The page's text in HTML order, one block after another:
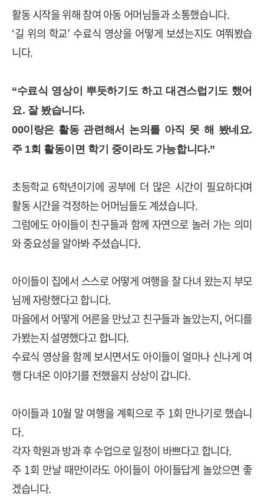
활동 시작을 위해 참여 아동 어머님들과 소통했습니다.
‘길 위의 학교’ 수료식 영상을 어떻게 보셨는지도 여쭤봤습
니다.
“수료식 영상이 뿌듯하기도 하고 대견스럽기도 했어
요. 잘 봤습니다.
00이랑은 활동 관련해서 논의를 아직 못 해 봤네요.
주 1회 활동이면 학기 중이라도 가능합니다.”
초등학교 6학년이기에 공부에 더 많은 시간이 필요하다며
활동 시간을 걱정하는 어머님들도 계셨습니다.
그럼에도 아이들이 친구들과 함께 자연으로 놀러 가는 의미
와 중요성을 알아봐 주셨습니다.
아이들이 집에서 스스로 어떻게 여행을 잘 다녀 왔는지 부모
님께 자랑했다고 합니다.
마을에서 어떻게 어른을 만났고 친구들과 놀았는지, 어디를
가봤는지 설명했다고 합니다.
수료식 영상을 함께 보시면서도 아이들이 얼마나 신나게 여
행 다녀온 이야기를 전했을지 상상이 갑니다.
아이들과10월 말 여행을 계획으로 주 1회 만나기로 했습니
다.
각자 학원과 방과 후 수업으로 일정이 바쁘다고 합니다.
주 1회 만날 때만이라도 아이들이 아이들답게 놀았으면 좋
겠습니다.